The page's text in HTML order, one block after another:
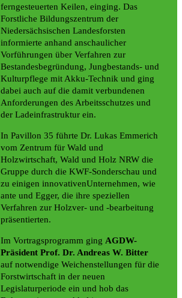
ferngesteuerten Keilen, einging. Das
Forstliche Bildungszentrum der
Niedersächsischen Landesforsten
informierte anhand anschaulicher
Vorführungen über Verfahren zur
Bestandesbegründung, Jungbestands- und
Kulturpflege mit Akku-Technik und ging
dabei auch auf die damit verbundenen
Anforderungen des Arbeitsschutzes und
der Ladeinfrastruktur ein.
In Pavillon 35 führte Dr. Lukas Emmerich
vom Zentrum für Wald und
Holzwirtschaft, Wald und Holz NRW die
Gruppe durch die KWF-Sonderschau und
zu einigen innovativenUnternehmen, wie
ante und Egger, die ihre speziellen
Verfahren zur Holzver- und -bearbeitung
präsentierten.
Im Vortragsprogramm ging AGDW-
Präsident Prof. Dr. Andreas W. Bitter
auf notwendige Weichenstellungen für die
Forstwirtschaft in der neuen
Legislaturperiode ein und hob das